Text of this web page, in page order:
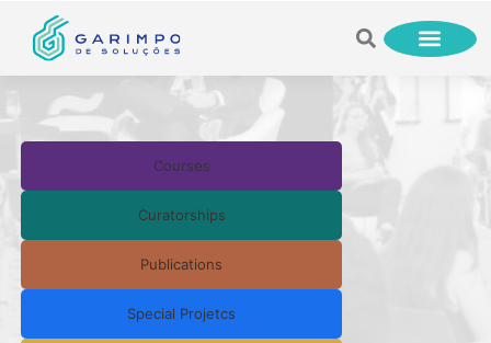
Courses
Curatorships
Publications
Special Projetcs